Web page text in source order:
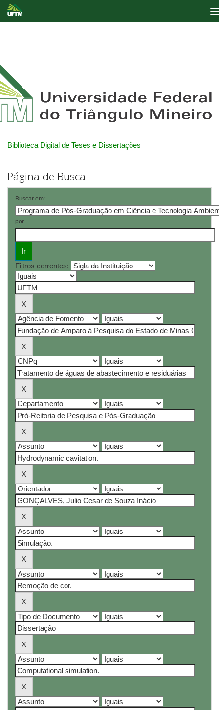
Biblioteca Digital de Teses e Dissertações
Página de Busca
Buscar em:
por
Filtros correntes: